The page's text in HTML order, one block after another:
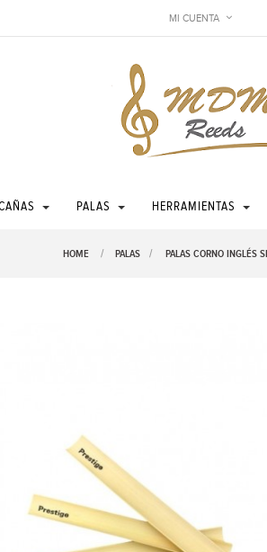
MI CUENTA
PALAS HERRAMIENTAS
HOME PALAS PALAS CORNO INGLÉS